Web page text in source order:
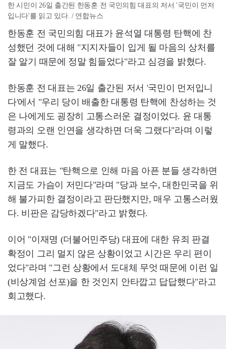
한 시민이 26일 출간된 한동훈 전 국민의힘 대표의 저서 '국민이 먼저
입니다'를 읽고 있다. / 연합뉴스
한동훈 전 국민의힘 대표가 윤석열 대통령 탄핵에 찬
성했던 것에 대해 "지지자들이 입게 될 마음의 상처를
잘 알기 때문에 정말 힘들었다"라고 심경을 밝혔다.
한동훈 전 대표는 26일 출간된 저서 '국민이 먼저입니
다'에서 "우리 당이 배출한 대통령 탄핵에 찬성하는 것
은 나에게도 굉장히 고통스러운 결정이었다. 윤 대통
령과의 오랜 인연을 생각하면 더욱 그랬다"라며 이렇
게 말했다.
한 전 대표는 "탄핵으로 인해 마음 아픈 분들 생각하면
지금도 가슴이 저민다"라며 "당과 보수, 대한민국을 위
해 불가피한 결정이라고 판단했지만, 매우 고통스러웠
다. 비판은 감당하겠다"라고 밝혔다.
이어 "이재명 (더불어민주당) 대표에 대한 유죄 판결
확정이 그리 멀지 않은 상황이었고 시간은 우리 편이
었다"라며 "그런 상황에서 도대체 무엇 때문에 이런 일
(비상계엄 선포)을 한 것인지 안타깝고 답답했다"라고
회고했다.